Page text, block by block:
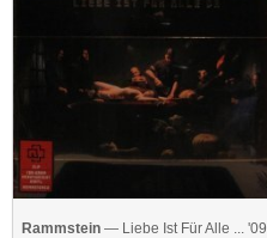
Rammstein — Liebe Ist Für Alle ... '09